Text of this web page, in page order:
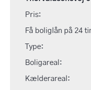
Pris:
Få boliglån på 24
Type:
Boligareal:
Kælderareal: